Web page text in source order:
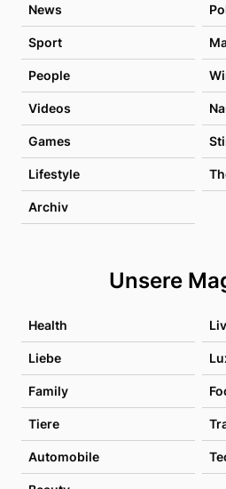
News
Sport
People
Videos
Games
Lifestyle
Archiv
Unsere
Health
Liebe
Family
Tiere
Automobile